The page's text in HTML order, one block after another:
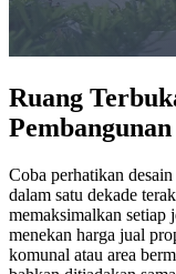
Ruang
Coba perhatikan
dalam satu dekade
memaksimalkan setiap
menekan harga jual
komunal atau area